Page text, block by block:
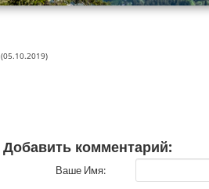
(05.10.2019)
Добавить комментарий:
Ваше Имя: